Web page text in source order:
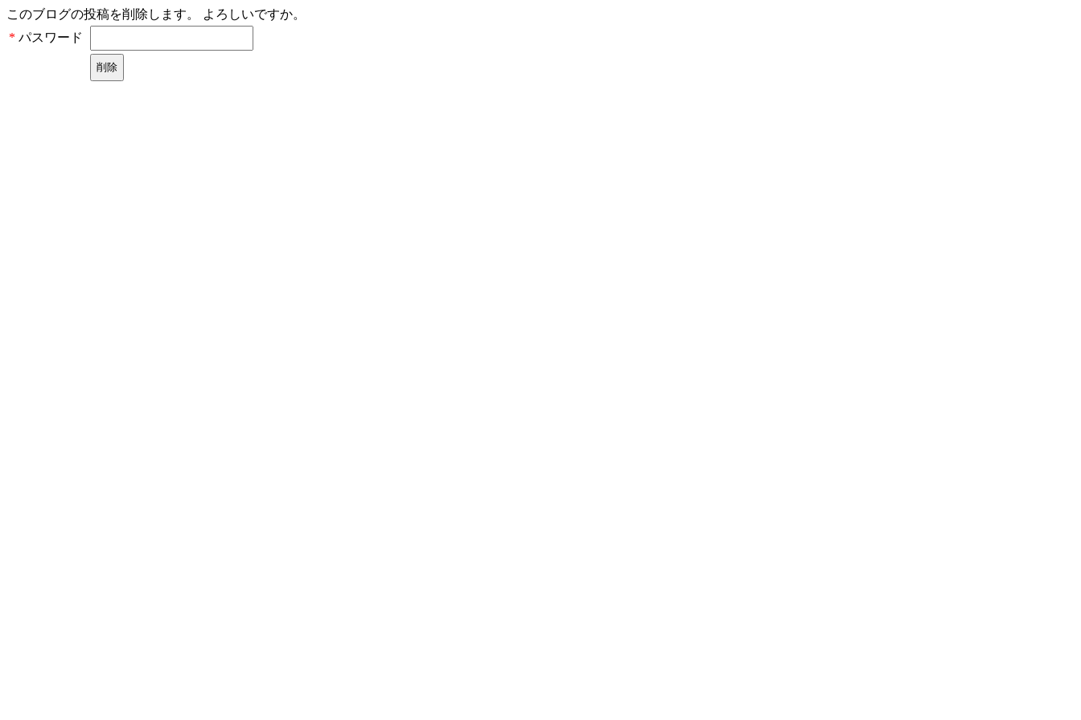
このブログの投稿を削除します。 よろしいですか。
パスワード